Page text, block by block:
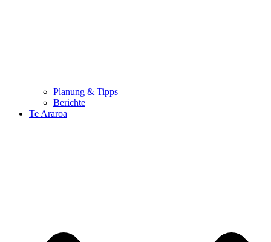
Planung & Tipps
Berichte
Te Araroa